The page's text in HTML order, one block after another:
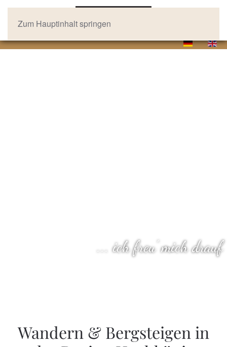
Zum Hauptinhalt springen
... ich freu' mich drauf
Wandern & Bergsteigen in